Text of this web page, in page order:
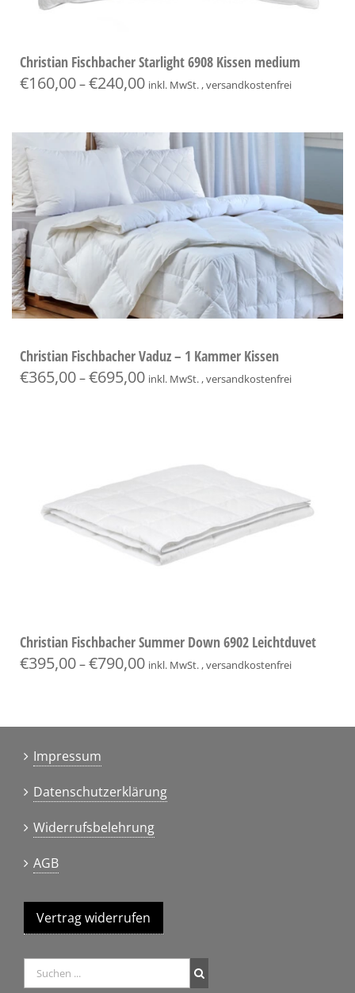
Christian Fischbacher Starlight 6908 Kissen medium
€160,00–€240,00 inkl. MwSt. , versandkostenfrei
Christian Fischbacher Vaduz – 1 Kammer Kissen
€365,00–€695,00 inkl. MwSt. , versandkostenfrei
Christian Fischbacher Summer Down 6902 Leichtduvet
€395,00–€790,00 inkl. MwSt. , versandkostenfrei
Impressum
Datenschutzerklärung
Widerrufsbelehrung
AGB
Vertrag widerrufen